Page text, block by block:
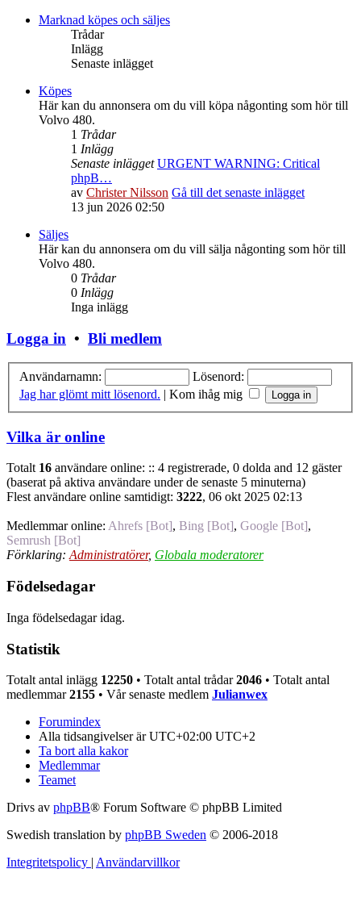
Marknad köpes och säljes
Trådar
Inlägg
Senaste inlägget
Köpes
Här kan du annonsera om du vill köpa någonting som hör till
Volvo 480.
1 Trådar
1 Inlägg
Senaste inlägget URGENT WARNING: Critical
phpB…
av Christer Nilsson Gå till det senaste inlägget
13 jun 2026 02:50
Säljes
Här kan du annonsera om du vill sälja någonting som hör till
Volvo 480.
0 Trådar
0 Inlägg
Inga inlägg
Logga in • Bli medlem
Användarnamn:
Lösenord:
Jag har glömt mitt lösenord. | Kom ihåg mig
Vilka är online
Totalt 16 användare online: :: 4 registrerade, 0 dolda and 12 gäster
(baserat på aktiva användare under de senaste 5 minuterna)
Flest användare online samtidigt: 3222, 06 okt 2025 02:13
Medlemmar online: Ahrefs [Bot], Bing [Bot], Google [Bot],
Semrush [Bot]
Förklaring: Administratörer, Globala moderatorer
Födelsedagar
Inga födelsedagar idag.
Statistik
Totalt antal inlägg 12250 • Totalt antal trådar2046 • Totalt antal
medlemmar2155 • Vår senaste medlem Julianwex
Forumindex
Alla tidsangivelser är UTC+02:00 UTC+2
Ta bort alla kakor
Medlemmar
Teamet
Drivs av phpBB® Forum Software © phpBB Limited
Swedish translation by phpBB Sweden © 2006-2018
Integritetspolicy | Användarvillkor